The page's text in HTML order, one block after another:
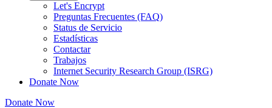
Let's Encrypt
Preguntas Frecuentes (FAQ)
Status de Servicio
Estadísticas
Contactar
Trabajos
Internet Security Research Group (ISRG)
Donate Now
Donate Now